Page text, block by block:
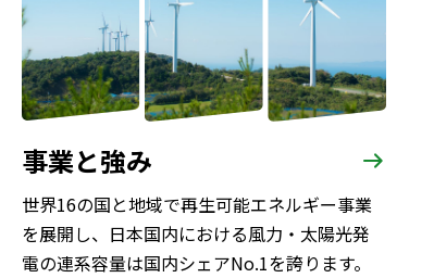
事業と強み
世界16の国と地域で再生可能エネルギー事業
を展開し、日本国内における風力・太陽光発
電の連系容量は国内シェアNo.1を誇ります。